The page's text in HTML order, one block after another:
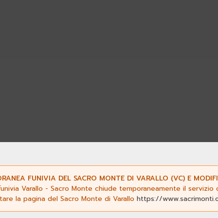
caprioli,
Ropaloceri, farfalle diurne, e tra gli
il ramarro, il biacco e la lucertola muraiola.
è occupato daboschi, in prevalenza
prevale ilfrassinomaggiore. Nelsottobosco
FUNIVIA DEL SACRO MONTE DI VARALLO (VC) E
Varallo - Sacro Monte chiude temporaneamente il
la pagina del Sacro Monte di Varallo https://